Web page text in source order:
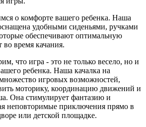
о комфорте вашего ребенка. Наша
удобными сиденьями, ручками
обеспечивают оптимальную
время качания.
что игра - это не только весело, но и
ребенка. Наша качалка на
игровых возможностей,
моторику, координацию движений и
Она стимулирует фантазию и
неповторимые приключения прямо в
или детской площадке.